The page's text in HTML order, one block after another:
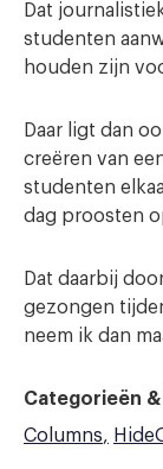
Dat
studenten
houden zijn
Daar ligt dan
creëren van
studenten
dag proosten
Dat daarbij
gezongen
neem ik dan
Categorieën &
Columns